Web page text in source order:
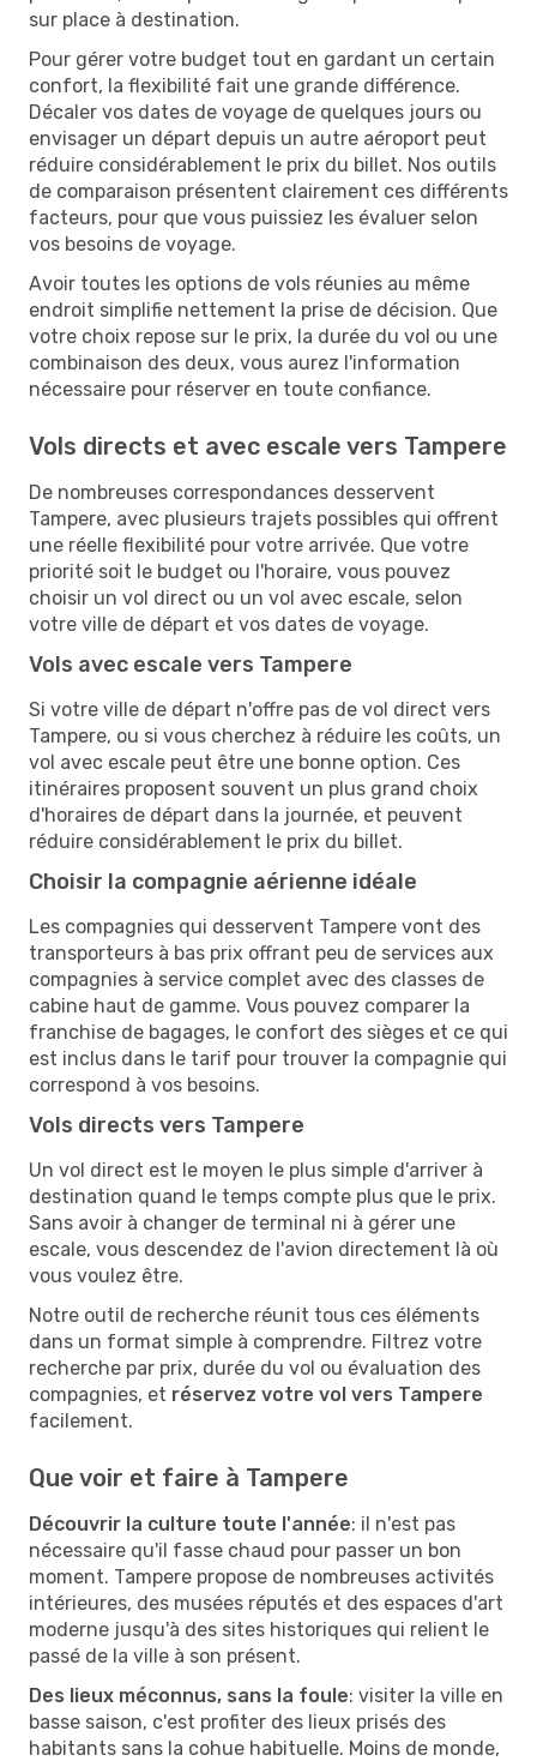
sur place à destination.
Pour gérer votre budget tout en gardant un certain
confort, la flexibilité fait une grande différence.
Décaler vos dates de voyage de quelques jours ou
envisager un départ depuis un autre aéroport peut
réduire considérablement le prix du billet. Nos outils
de comparaison présentent clairement ces différents
facteurs, pour que vous puissiez les évaluer selon
vos besoins de voyage.
Avoir toutes les options de vols réunies au même
endroit simplifie nettement la prise de décision. Que
votre choix repose sur le prix, la durée du vol ou une
combinaison des deux, vous aurez l'information
nécessaire pour réserver en toute confiance.
Vols directs et avec escale vers Tampere
De nombreuses correspondances desservent
Tampere, avec plusieurs trajets possibles qui offrent
une réelle flexibilité pour votre arrivée. Que votre
priorité soit le budget ou l'horaire, vous pouvez
choisir un vol direct ou un vol avec escale, selon
votre ville de départ et vos dates de voyage.
Vols avec escale vers Tampere
Si votre ville de départ n'offre pas de vol direct vers
Tampere, ou si vous cherchez à réduire les coûts, un
vol avec escale peut être une bonne option. Ces
itinéraires proposent souvent un plus grand choix
d'horaires de départ dans la journée, et peuvent
réduire considérablement le prix du billet.
Choisir la compagnie aérienne idéale
Les compagnies qui desservent Tampere vont des
transporteurs à bas prix offrant peu de services aux
compagnies à service complet avec des classes de
cabine haut de gamme. Vous pouvez comparer la
franchise de bagages, le confort des sièges et ce qui
est inclus dans le tarif pour trouver la compagnie qui
correspond à vos besoins.
Vols directs vers Tampere
Un vol direct est le moyen le plus simple d'arriver à
destination quand le temps compte plus que le prix.
Sans avoir à changer de terminal ni à gérer une
escale, vous descendez de l'avion directement là où
vous voulez être.
Notre outil de recherche réunit tous ces éléments
dans un format simple à comprendre. Filtrez votre
recherche par prix, durée du vol ou évaluation des
compagnies, et réservez votre vol vers Tampere
facilement.
Que voir et faire à Tampere
Découvrir la culture toute l'année: il n'est pas
nécessaire qu'il fasse chaud pour passer un bon
moment. Tampere propose de nombreuses activités
intérieures, des musées réputés et des espaces d'art
moderne jusqu'à des sites historiques qui relient le
passé de la ville à son présent.
Des lieux méconnus, sans la foule: visiter la ville en
basse saison, c'est profiter des lieux prisés des
habitants sans la cohue habituelle. Moins de monde,